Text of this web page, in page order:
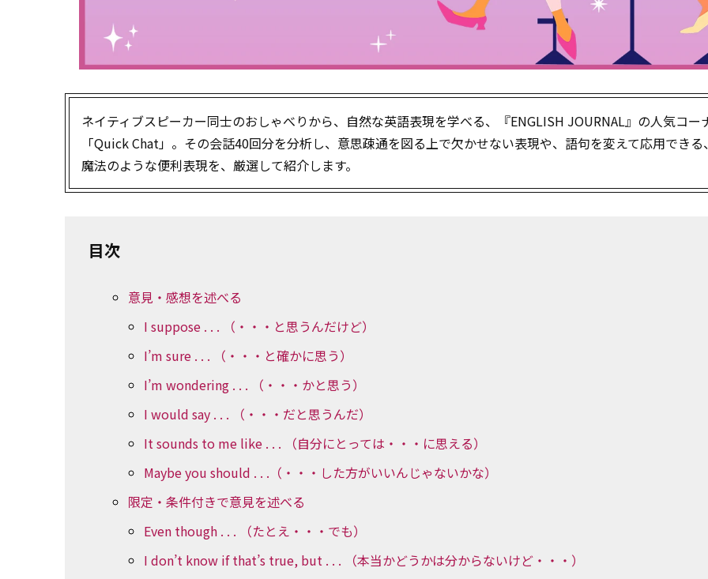
ネイティブスピーカー同士のおしゃべりから、自然な英語表現を学べる、『ENGLISH JOURNAL』の人気コー
「Quick Chat」。その会話40回分を分析し、意思疎通を図る上で欠かせない表現や、語句を変えて応用できる
魔法のような便利表現を、厳選して紹介します。
目次
意見・感想を述べる
I suppose . . . （・・・と思うんだけど）
I’m sure . . . （・・・と確かに思う）
I’m wondering . . . （・・・かと思う）
I would say . . . （・・・だと思うんだ）
It sounds to me like . . . （自分にとっては・・・に思える）
Maybe you should . . .（・・・した方がいいんじゃないかな）
限定・条件付きで意見を述べる
Even though . . . （たとえ・・・でも）
I don’t know if that’s true, but . . . （本当かどうかは分からないけど・・・）